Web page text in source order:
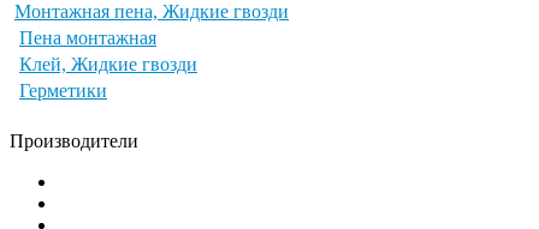
Монтажная пена, Жидкие гвозди
Пена монтажная
Клей, Жидкие гвозди
Герметики
Производители